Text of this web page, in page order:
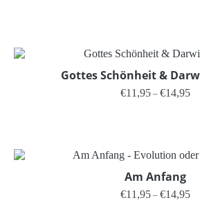
Gottes Schönheit &
€11,95 – €14,95
Am Anfang
€11,95 – €14,95